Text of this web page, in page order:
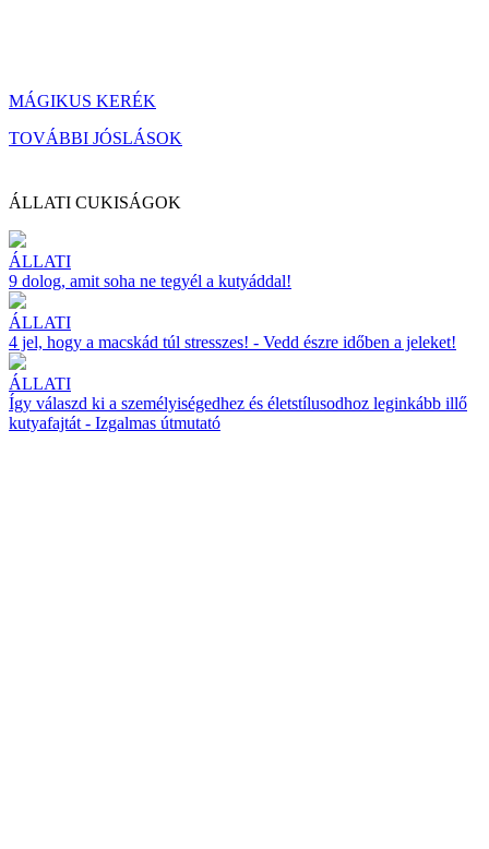
MÁGIKUS KERÉK
TOVÁBBI JÓSLÁSOK
ÁLLATI CUKISÁGOK
ÁLLATI
9 dolog, amit soha ne tegyél a kutyáddal!
ÁLLATI
4 jel, hogy a macskád túl stresszes! - Vedd észre időben a jeleket!
ÁLLATI
Így válaszd ki a személyiségedhez és életstílusodhoz leginkább illő
kutyafajtát - Izgalmas útmutató